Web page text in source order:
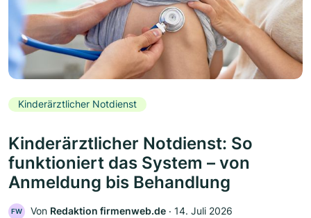
Kinderärztlicher Notdienst
Kinderärztlicher Notdienst: So
funktioniert das System – von
Anmeldung bis Behandlung
FW Von Redaktion firmenweb.de ‧ 14. Juli 2026